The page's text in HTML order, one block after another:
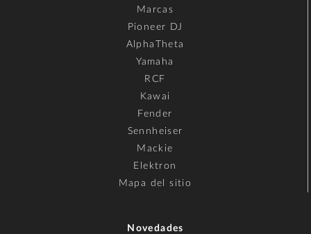
Marcas
Pioneer DJ
AlphaTheta
Yamaha
RCF
Kawai
Fender
Sennheiser
Mackie
Elektron
Mapa del sitio
Novedades